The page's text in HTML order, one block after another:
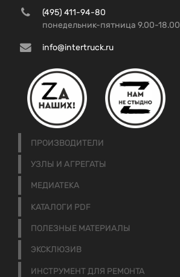
(495) 411-94-80
понедельник-пятница 9.00-18.00
info@intertruck.ru
ПРОИЗВОДИТЕЛИ
УЗЛЫ И АГРЕГАТЫ
МЕДИАТЕКА
КАТАЛОГИ PDF
ПОЛЕЗНЫЕ МАТЕРИАЛЫ
ЭКСКЛЮЗИВ
ИНСТРУМЕНТ ДЛЯ РЕМОНТА